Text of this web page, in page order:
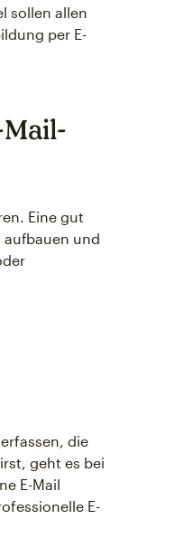
sollen allen
per E-
Eine gut
aufbauen und
die
geht es bei
E-Mail
E-